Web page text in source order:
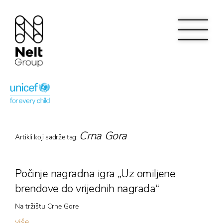
Artikli koji sadrže tag: Crna Gora
Počinje nagradna igra „Uz omiljene
brendove do vrijednih nagrada“
Na tržištu Crne Gore